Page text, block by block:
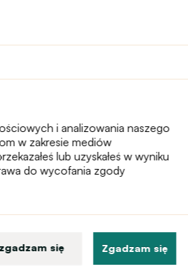
i analizowania naszego
w zakresie mediów
lub uzyskałeś w wyniku
do wycofania zgody
się Zgadzam się